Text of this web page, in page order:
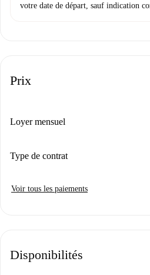
votre date de départ, sauf indication
Prix
Loyer mensuel
Type de contrat
Voir tous les paiements
Disponibilités